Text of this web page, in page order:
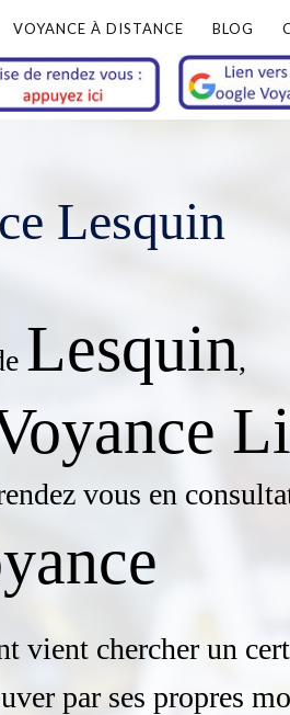
VOYANCE À DISTANCE BLOG
Lesquin
Lesquin,
vous en
vient chercher un
par ses propres